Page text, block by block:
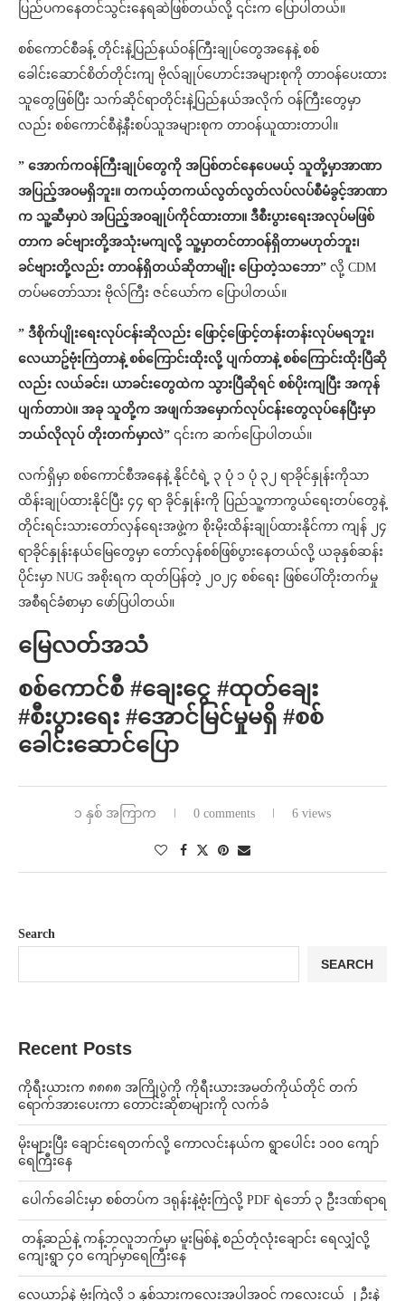
ပြည်ပကနေတင်သွင်းနေရဆဲဖြစ်တယ်လို့ ၎င်းက ပြောပါတယ်။
စစ်ကောင်စီခန့် တိုင်းနဲ့ပြည်နယ်ဝန်ကြီးချုပ်တွေအနေနဲ့ စစ်
ခေါင်းဆောင်စိတ်တိုင်းကျ ဗိုလ်ချုပ်ဟောင်းအများစုကို တာဝန်ပေးထား
သူတွေဖြစ်ပြီး သက်ဆိုင်ရာတိုင်းနဲ့ပြည်နယ်အလိုက် ဝန်ကြီးတွေမှာ
လည်း စစ်ကောင်စီနဲ့နီးစပ်သူအများစုက တာဝန်ယူထားတာပါ။
” အောက်ကဝန်ကြီးချုပ်တွေကို အပြစ်တင်နေပေမယ့် သူတို့မှာအာဏာ
အပြည့်အဝမရှိဘူး။ တကယ့်တကယ်လွတ်လွတ်လပ်လပ်စီမံခွင့်အာဏာ
က သူ့ဆီမှာပဲ အပြည့်အဝချုပ်ကိုင်ထားတာ။ ဒီစီးပွားရေးအလုပ်မဖြစ်
တာက ခင်ဗျားတို့အသုံးမကျလို့ သူ့မှာတင်တာဝန်ရှိတာမဟုတ်ဘူး၊
ခင်ဗျားတို့လည်း တာဝန်ရှိတယ်ဆိုတာမျိုး ပြောတဲ့သဘော” လို့ CDM
တပ်မတော်သား ဗိုလ်ကြီး ဇင်ယော်က ပြောပါတယ်။
” ဒီစိုက်ပျိုးရေးလုပ်ငန်းဆိုလည်း ဖြောင့်ဖြောင့်တန်းတန်းလုပ်မရဘူး၊
လေယာဥ်ဗုံးကြဲတာနဲ့ စစ်ကြောင်းထိုးလို့ ပျက်တာနဲ့ စစ်ကြောင်းထိုးပြီဆို
လည်း လယ်ခင်း၊ ယာခင်းတွေထဲက သွားပြီဆိုရင် စစ်ပိုးကျပြီး အကုန်
ပျက်တာပဲ။ အခု သူတို့က အဖျက်အမှောက်လုပ်ငန်းတွေလုပ်နေပြီးမှာ
ဘယ်လိုလုပ် တိုးတက်မှာလဲ” ၎င်းက ဆက်ပြောပါတယ်။
လက်ရှိမှာ စစ်ကောင်စီအနေနဲ့ နိုင်ငံရဲ့ ၃ ပုံ ၁ ပုံ ၃၂ ရာခိုင်နှုန်းကိုသာ
ထိန်းချုပ်ထားနိုင်ပြီး ၄၄ ရာ ခိုင်နှုန်းကို ပြည်သူ့ကာကွယ်ရေးတပ်တွေနဲ့
တိုင်းရင်းသားတော်လှန်ရေးအဖွဲ့က စိုးမိုးထိန်းချုပ်ထားနိုင်ကာ ကျန် ၂၄
ရာခိုင်နှုန်းနယ်မြေတွေမှာ တော်လှန်စစ်ဖြစ်ပွားနေတယ်လို့ ယခုနှစ်ဆန်း
ပိုင်းမှာ NUG အစိုးရက ထုတ်ပြန်တဲ့ ၂၀၂၄ စစ်ရေး ဖြစ်ပေါ်တိုးတက်မှု
အစီရင်ခံစာမှာ ဖော်ပြပါတယ်။
မြေလတ်အသံ
စစ်ကောင်စီ #ချေးငွေ #ထုတ်ချေး
#စီးပွားရေး #အောင်မြင်မှုမရှိ #စစ်
ခေါင်းဆောင်ပြော
၁ နှစ် အကြာက 0 comments 6 views
Search
SEARCH
Recent Posts
ကိုရီးယားက ၈၈၈၈ အကြိုပွဲကို ကိုရီးယားအမတ်ကိုယ်တိုင် တက်
ရောက်အားပေးကာ တောင်းဆိုစာများကို လက်ခံ
⁨မိုးများပြီး ချောင်းရေတက်လို့ ကောလင်းနယ်က ရွာပေါင်း ၁၀၀ ကျော်
ရေကြီးနေ
⁩ ⁨ပေါက်ခေါင်းမှာ စစ်တပ်က ဒရုန်းနဲ့ဗုံးကြဲလို့ PDF ရဲဘော် ၃ ဦးဒဏ်ရာရ
⁩ ⁨တန့်ဆည်နဲ့ ကန့်ဘလူဘက်မှာ မူးမြစ်နဲ့ စည်တုံလုံးချောင်း ရေလျှံလို့
ကျေးရွာ ၄၀ ကျော်မှာရေကြီးနေ
⁨လေယာဉ်နဲ့ ဗုံးကြဲလို့ ၁ နှစ်သားကလေးအပါအဝင် ကလေးငယ် ၂ ဦးနဲ့